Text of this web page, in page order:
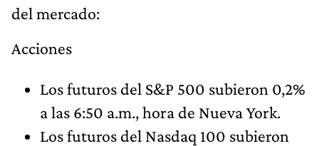
del mercado:
Acciones
Los futuros del S&P 500 subieron 0,2%
a las 6:50 a.m., hora de Nueva York.
Los futuros del Nasdaq 100 subieron